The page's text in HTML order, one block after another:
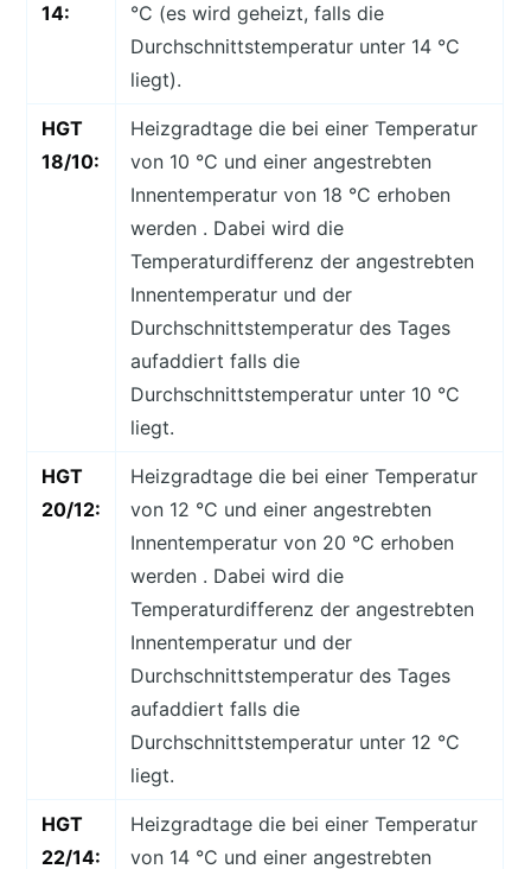
14:
°C (es wird geheizt, falls die
Durchschnittstemperatur unter 14 °C
liegt).
HGT
18/10:
Heizgradtage die bei einer Temperatur
von 10 °C und einer angestrebten
Innentemperatur von 18 °C erhoben
werden . Dabei wird die
Temperaturdifferenz der angestrebten
Innentemperatur und der
Durchschnittstemperatur des Tages
aufaddiert falls die
Durchschnittstemperatur unter 10 °C
liegt.
HGT
20/12:
Heizgradtage die bei einer Temperatur
von 12 °C und einer angestrebten
Innentemperatur von 20 °C erhoben
werden . Dabei wird die
Temperaturdifferenz der angestrebten
Innentemperatur und der
Durchschnittstemperatur des Tages
aufaddiert falls die
Durchschnittstemperatur unter 12 °C
liegt.
HGT
22/14:
Heizgradtage die bei einer Temperatur
von 14 °C und einer angestrebten